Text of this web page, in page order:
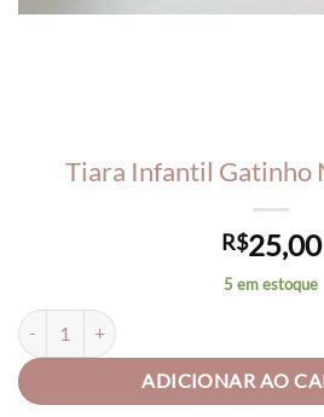
Tiara Infantil Gatinho
R$25,00
5 em estoque
Tiara Infantil Gatinho Menina Brasil
ADICIONAR AO